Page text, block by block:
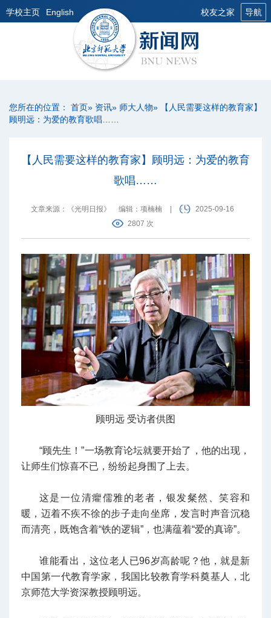
学校主页 English 校友之家 导航
您所在的位置： 首页» 资讯» 师大人物» 【人民需要这样的教育家】
顾明远：为爱的教育歌唱……
【人民需要这样的教育家】顾明远：为爱的教育
歌唱……
文章来源：《​光明日报》 编辑：项楠楠
2025-09-16
2807 次
顾明远 受访者供图
“顾先生！”一场教育论坛就要开始了，他的出现，
让师生们惊喜不已，纷纷起身围了上去。
这是一位清癯儒雅的老者，银发粲然、笑容和
暖，迈着不疾不徐的步子走向坐席，发言时声音沉稳
而清亮，既饱含着“铁的逻辑”，也满蕴着“爱的真谛”。
谁能看出，这位老人已96岁高龄呢？他，就是新
中国第一代教育学家，我国比较教育学科奠基人，北
京师范大学资深教授顾明远。